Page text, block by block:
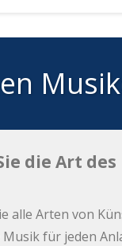
die Art des
alle Arten von
für jeden